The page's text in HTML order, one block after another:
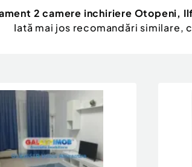
2 camere inchiriere Otopeni,
Iată mai jos recomandări similare,